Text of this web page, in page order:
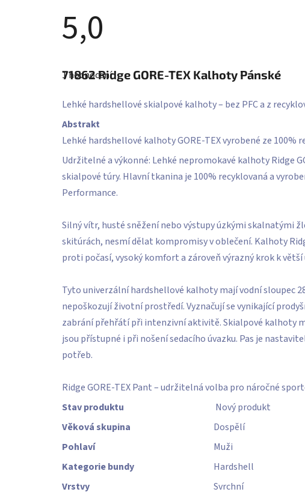
5,0
produktu
z
hvězdiček.
1 hodnocení
71862Ridge GORE-TEX Kalhoty Pánské
Lehké hardshellové skialpové kalhoty – bez PFC a z
Abstrakt
Lehké hardshellové kalhoty GORE-TEX vyrobené ze 100%
Udržitelné a výkonné: Lehké nepromokavé kalhoty Ridge
skialpové túry. Hlavní tkanina je 100% recyklovaná a
Performance.
Silný vítr, husté sněžení nebo výstupy úzkými skalnatými
skitúrách, nesmí dělat kompromisy v oblečení. Kalhoty
proti počasí, vysoký komfort a zároveň výrazný krok k
Tyto univerzální hardshellové kalhoty mají vodní sloupec
nepoškozují životní prostředí. Vyznačují se vynikající
zabrání přehřátí při intenzivní aktivitě. Skialpové kalhoty
jsou přístupné i při nošení sedacího úvazku. Pas je
potřeb.
Ridge GORE-TEX Pant – udržitelná volba pro náročné
Stav produktu
Nový produkt
Věková skupina
Dospělí
Pohlaví
Muži
Kategorie bundy
Hardshell
Vrstvy
Svrchní